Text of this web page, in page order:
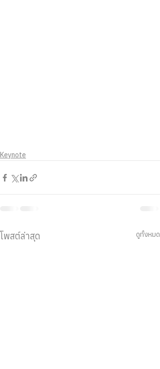
Keynote
โพสต์ล่าสุด ดูทั้งหมด